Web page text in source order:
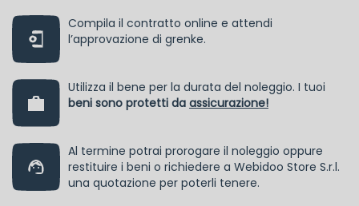
Compila il contratto online e attendi
l’approvazione di grenke.
Utilizza il bene per la durata del noleggio. I tuoi
beni sono protetti da assicurazione!
Al termine potrai prorogare il noleggio oppure
restituire i beni o richiedere a Webidoo Store S.r.l.
una quotazione per poterli tenere.